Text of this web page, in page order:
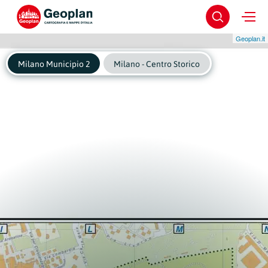
Geoplan.it
Milano Municipio 2 Milano - Centro Storico